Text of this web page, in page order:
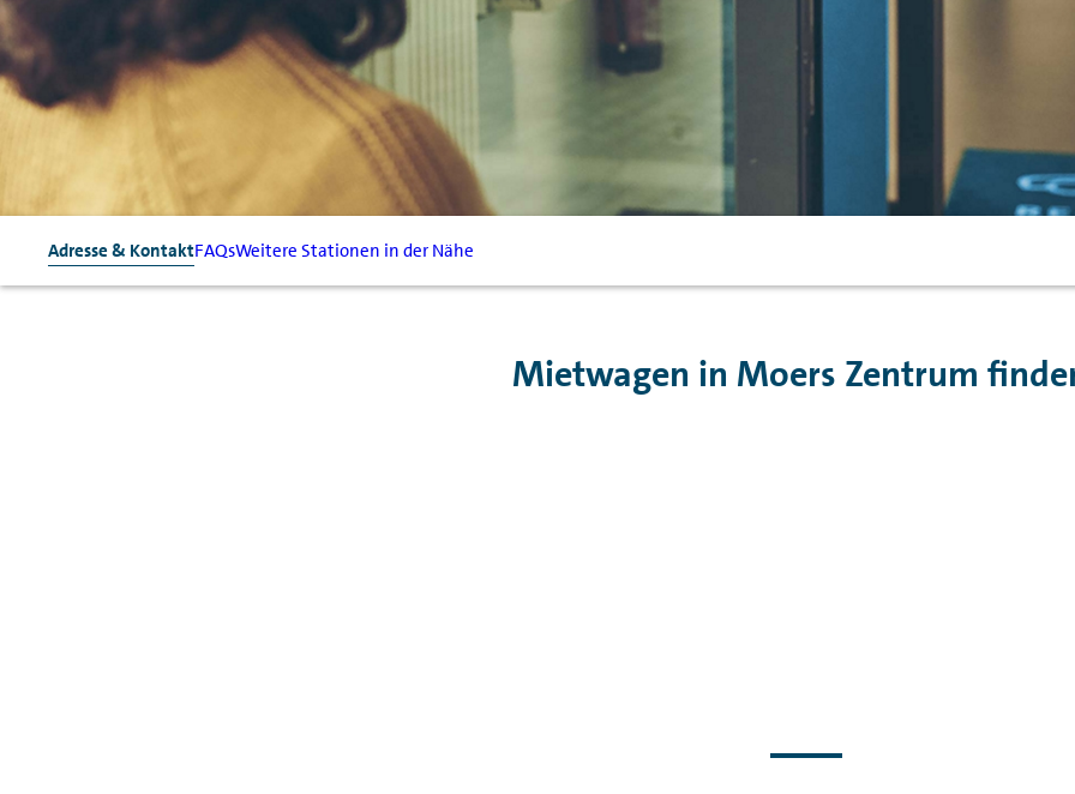
Adresse & KontaktFAQsWeitere Stationen in der Nähe
Mietwagen in Moers Zentrum